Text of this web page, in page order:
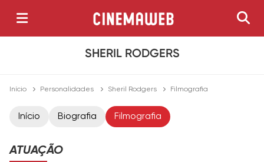
SHERIL RODGERS
Início Personalidades Sheril Rodgers Filmografia
Início Biografia Filmografia
ATUAÇÃO